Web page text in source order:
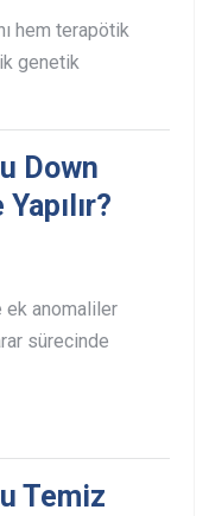
hem terapötik
genetik
Down
ek anomaliler
sürecinde
Temiz